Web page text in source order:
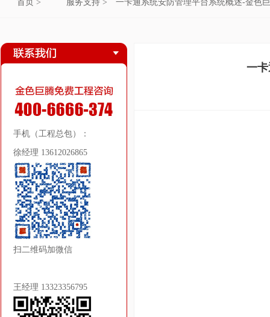
首页 > 服务支持 > 一卡通系统安防管理平台系统概述-金色
手机（工程总包）：
徐经理 13612026865
扫二维码加微信
王经理 13323356795
一